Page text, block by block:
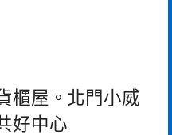
櫃屋。北門小威
好中心